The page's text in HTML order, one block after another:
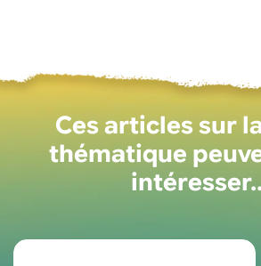
Ces articles sur
thématique